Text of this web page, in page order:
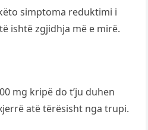
simptoma reduktimi i
ishtë zgjidhja më e mirë.
mg kripë do t’ju duhen
atë tërësisht nga trupi.